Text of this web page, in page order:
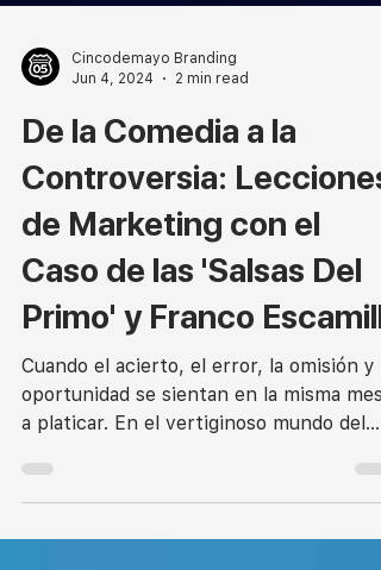
Jun 4, 2024
2 min read
De la Comedia a la
Controversia: Lecciones
de Marketing con el
Caso de las 'Salsas Del
Primo' y Franco Escamilla
Cuando el acierto, el error, la omisión y
oportunidad se sientan en la misma mesa
a platicar. En el vertiginoso mundo del